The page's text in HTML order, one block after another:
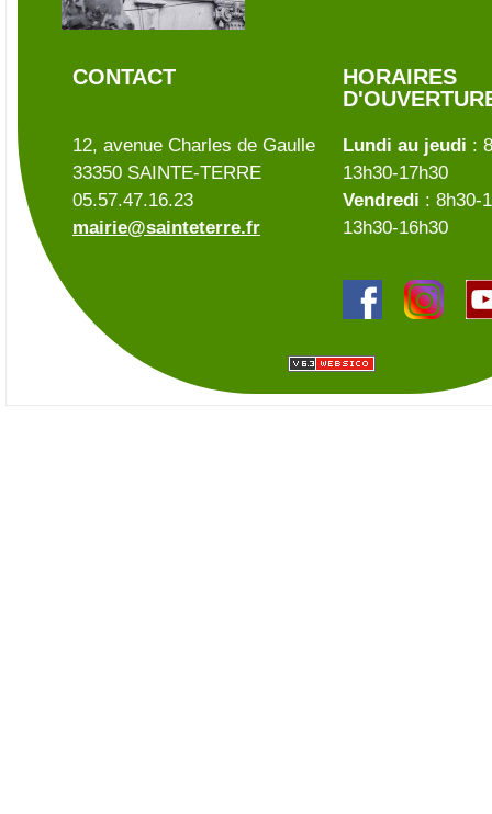
CONTACT
HORAIRES
12, avenue Charles de Gaulle
33350 SAINTE-TERRE
05.57.47.16.23
mairie@sainteterre.fr
Lundi au jeudi :
13h30-17h30
Vendredi : 8h30-
13h30-16h30